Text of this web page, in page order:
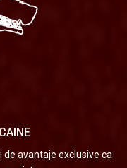
de avantaje exclusive ca